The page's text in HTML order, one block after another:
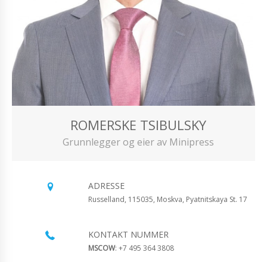
ROMERSKE TSIBULSKY
Grunnlegger og eier av Minipress
ADRESSE
Russelland, 115035, Moskva, Pyatnitskaya St. 17
KONTAKT NUMMER
MSCOW: +7 495 364 3808